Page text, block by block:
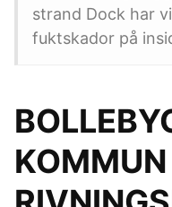
strand Dock har
fuktskador på
KOMMUN